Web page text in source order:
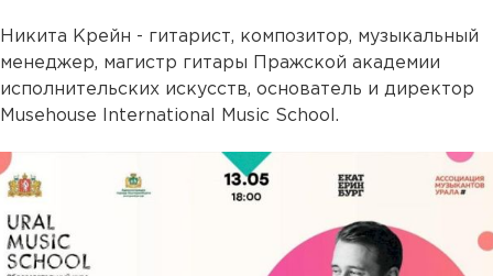
Никита Крейн - гитарист, композитор, музыкальный
менеджер, магистр гитары Пражской академии
исполнительских искусств, основатель и директор
Musehouse International Music School.